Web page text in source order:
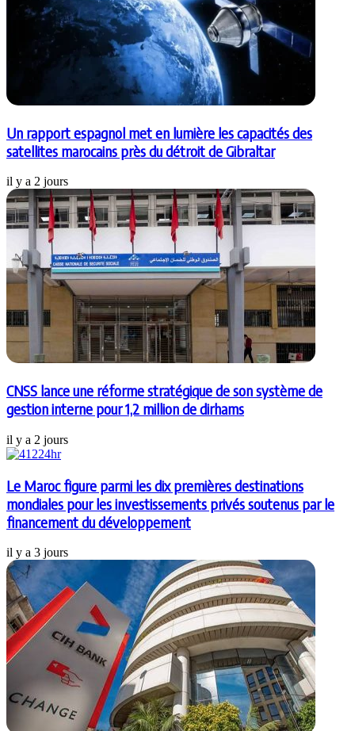
Un rapport espagnol met en lumière les capacités des
satellites marocains près du détroit de Gibraltar
il y a 2 jours
CNSS lance une réforme stratégique de son système de
gestion interne pour 1,2 million de dirhams
il y a 2 jours
Le Maroc figure parmi les dix premières destinations
mondiales pour les investissements privés soutenus par le
financement du développement
il y a 3 jours